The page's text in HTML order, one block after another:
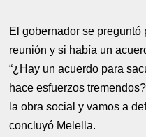
El gobernador se preguntó
reunión y si había un
“¿Hay un acuerdo para
hace esfuerzos
la obra social y vamos a
concluyó Melella.